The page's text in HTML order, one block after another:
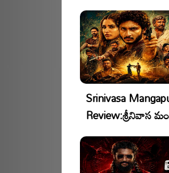
Srinivasa
Review:శ్రీనివాస
రేటింగ్